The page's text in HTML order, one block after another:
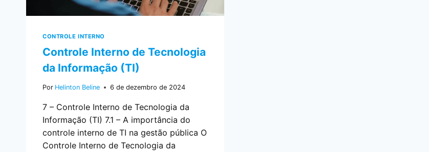
CONTROLE INTERNO
Controle Interno de Tecnologia
da Informação (TI)
Por Helinton Beline 6 de dezembro de 2024
7 – Controle Interno de Tecnologia da
Informação (TI) 7.1 – A importância do
controle interno de TI na gestão pública O
Controle Interno de Tecnologia da